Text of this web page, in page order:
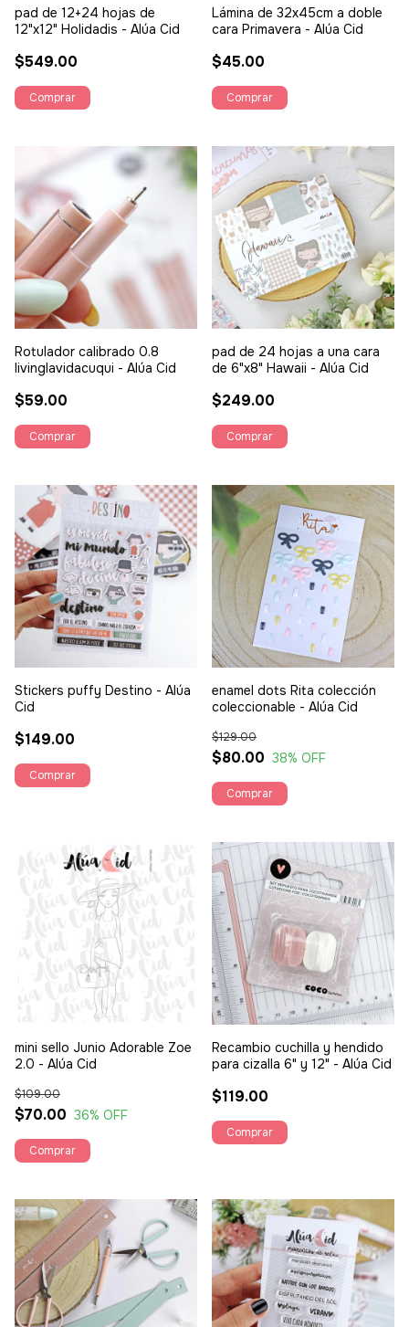
pad de 12+24 hojas de
12"x12" Holidadis - Alúa Cid
$549.00
Lámina de 32x45cm a doble
cara Primavera - Alúa Cid
$45.00
Rotulador calibrado 0.8
livinglavidacuqui - Alúa Cid
$59.00
pad de 24 hojas a una cara
de 6"x8" Hawaii - Alúa Cid
$249.00
Stickers puffy Destino - Alúa
Cid
$149.00
enamel dots Rita colección
coleccionable - Alúa Cid
$80.00
$129.00
38% OFF
mini sello Junio Adorable Zoe
2.0 - Alúa Cid
$70.00
$109.00
36% OFF
Recambio cuchilla y hendido
para cizalla 6" y 12" - Alúa Cid
$119.00